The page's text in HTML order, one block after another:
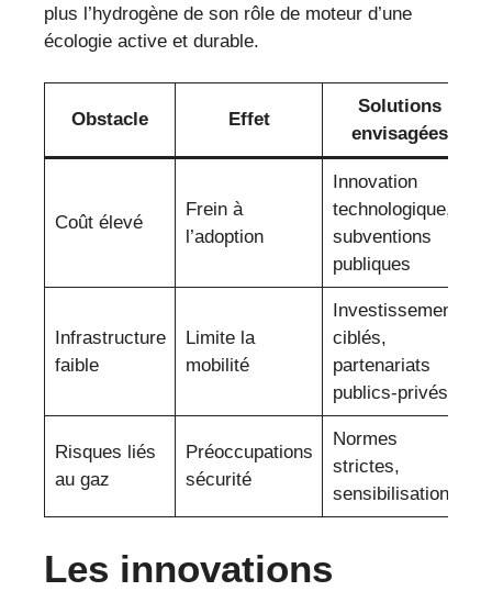
plus l’hydrogène de son rôle de moteur d’une
écologie active et durable.
Obstacle Effet
Solutions
envisagées
Coût élevé
Frein à
l’adoption
Innovation
technologique,
subventions
publiques
Infrastructure
faible
Limite la
mobilité
Investissements
ciblés,
partenariats
publics-privés
Risques liés
au gaz
Préoccupations
sécurité
Normes
strictes,
sensibilisation
Les innovations